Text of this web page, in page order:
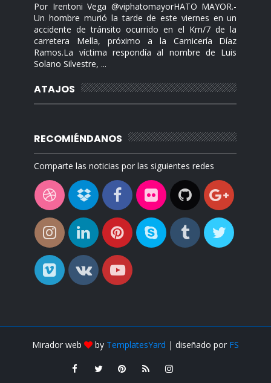
Por Irentoni Vega @viphatomayorHATO MAYOR.-
Un hombre murió la tarde de este viernes en un
accidente de tránsito ocurrido en el Km/7 de la
carretera Mella, próximo a la Carnicería Díaz
Ramos.La víctima respondía al nombre de Luis
Solano Silvestre, ...
ATAJOS
RECOMIÉNDANOS
Comparte las noticias por las siguientes redes
Mirador web by TemplatesYard | diseñado por FS